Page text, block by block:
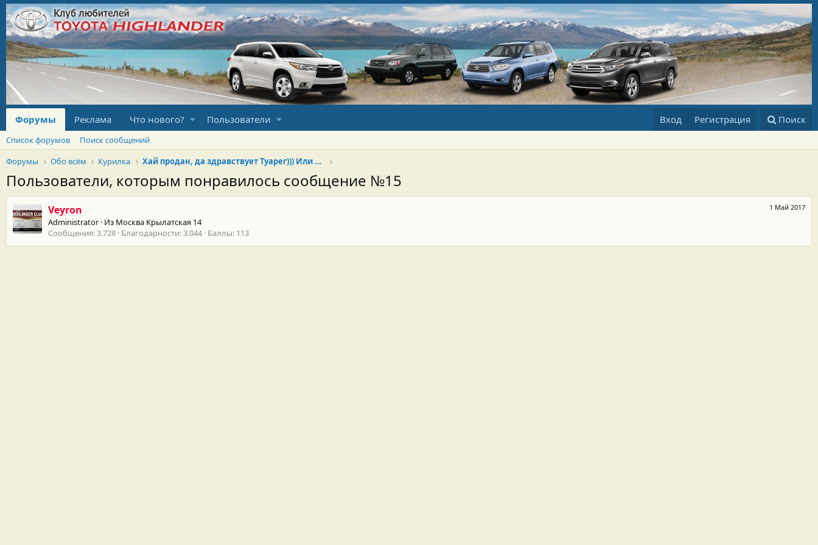
Форумы Реклама Что нового? Пользователи Вход Регистрация Поиск
Список форумов
Поиск сообщений
Форумы
Обо всём Курилка Хай продан, да здравствует Туарег))) Или Китай наше всё)))
Пользователи, которым понравилось сообщение №15
1 Май 2017
Veyron
Administrator · Из Москва Крылатская 14
Сообщения 3.728 Благодарности 3.044 Баллы 113